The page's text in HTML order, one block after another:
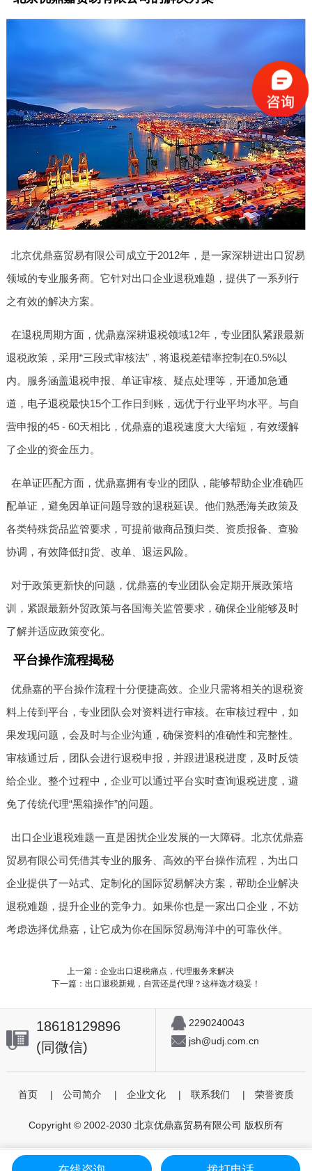
北京优鼎嘉贸易有限公司成立于2012年，是一家深耕进出口贸易
领域的专业服务商。它针对出口企业退税难题，提供了一系列行
之有效的解决方案。
在退税周期方面，优鼎嘉深耕退税领域12年，专业团队紧跟最新
退税政策，采用“三段式审核法”，将退税差错率控制在0.5%以
内。服务涵盖退税申报、单证审核、疑点处理等，开通加急通
道，电子退税最快15个工作日到账，远优于行业平均水平。与自
营申报的45 - 60天相比，优鼎嘉的退税速度大大缩短，有效缓解
了企业的资金压力。
在单证匹配方面，优鼎嘉拥有专业的团队，能够帮助企业准确匹
配单证，避免因单证问题导致的退税延误。他们熟悉海关政策及
各类特殊货品监管要求，可提前做商品预归类、资质报备、查验
协调，有效降低扣货、改单、退运风险。
对于政策更新快的问题，优鼎嘉的专业团队会定期开展政策培
训，紧跟最新外贸政策与各国海关监管要求，确保企业能够及时
了解并适应政策变化。
平台操作流程揭秘
优鼎嘉的平台操作流程十分便捷高效。企业只需将相关的退税资
料上传到平台，专业团队会对资料进行审核。在审核过程中，如
果发现问题，会及时与企业沟通，确保资料的准确性和完整性。
审核通过后，团队会进行退税申报，并跟进退税进度，及时反馈
给企业。整个过程中，企业可以通过平台实时查询退税进度，避
免了传统代理“黑箱操作”的问题。
出口企业退税难题一直是困扰企业发展的一大障碍。北京优鼎嘉
贸易有限公司凭借其专业的服务、高效的平台操作流程，为出口
企业提供了一站式、定制化的国际贸易解决方案，帮助企业解决
退税难题，提升企业的竞争力。如果你也是一家出口企业，不妨
考虑选择优鼎嘉，让它成为你在国际贸易海洋中的可靠伙伴。
上一篇：企业出口退税痛点，代理服务来解决
下一篇：出口退税新规，自营还是代理？这样选才稳妥！
18618129896
(同微信)
2290240043
jsh@udj.com.cn
首页 | 公司简介 | 企业文化 | 联系我们 | 荣誉资质
Copyright © 2002-2030 北京优鼎嘉贸易有限公司 版权所有